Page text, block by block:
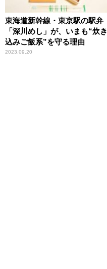
東海道新幹線・東京駅の駅弁
「深川めし」が、いまも“炊き
込みご飯系”を守る理由
2023.09.20